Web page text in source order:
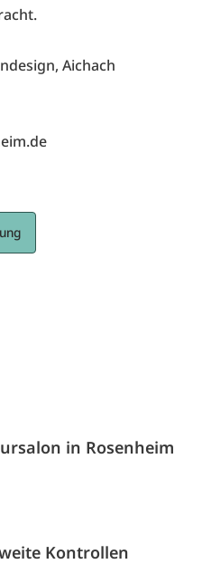
Aichach
in Rosenheim
Kontrollen